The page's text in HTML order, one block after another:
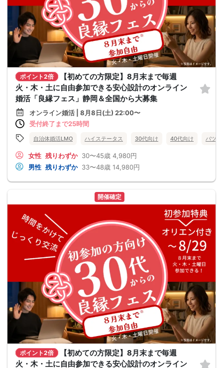
ポイント2倍
【初めての方限定】8月末まで毎週
火・木・土に自由参加できる安心設計のオンライン
婚活「良縁フェス」静岡＆全国から大募集
オンライン婚活 | 8月8日(土) 22:00〜
受付終了まで25時間
自治体婚活LMO ハイステータス 30代向け 40代向け バツ
女性 残りわずか 30〜45歳 4,980円
男性 残りわずか 33〜48歳 14,980円
開催確定
ポイント2倍
【初めての方限定】8月末まで毎週
火・木・土に自由参加できる安心設計のオンライン